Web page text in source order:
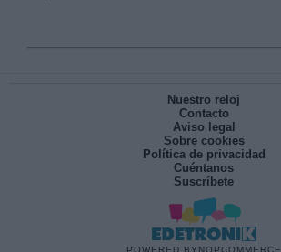
Nuestro reloj
Contacto
Aviso legal
Sobre cookies
Política de privacidad
Cuéntanos
Suscríbete
POWERED BY NOPCOMMERCE